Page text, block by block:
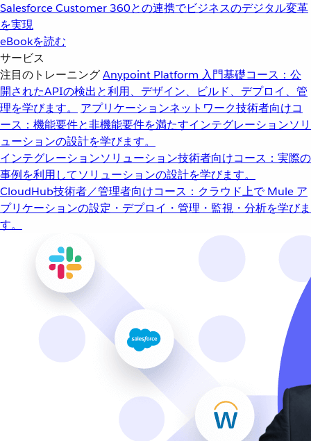
Salesforce Customer 360との連携でビジネスのデジタル変革
を実現
eBookを読む
サービス
注目のトレーニングAnypoint Platform 入門基礎コース：公
開されたAPIの検出と利用、デザイン、ビルド、デプロイ、管
理を学びます。
アプリケーションネットワーク技術者向けコ
ース：機能要件と非機能要件を満たすインテグレーションソリ
ューションの設計を学びます。
インテグレーションソリューション技術者向けコース：実際の
事例を利用してソリューションの設計を学びます。
CloudHub技術者／管理者向けコース：クラウド上で Mule ア
プリケーションの設定・デプロイ・管理・監視・分析を学びま
す。